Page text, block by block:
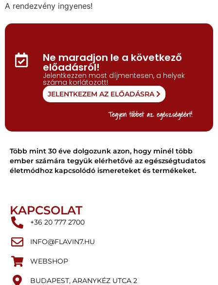
A rendezvény ingyenes!
Tegyen többet az egészségéért!
Ne maradjon le a következő
előadásról!
Jelentkezzen most díjmentesen, a helyek
száma korlátozott!
JELENTKEZEM AZ ELŐADÁSRA
Több mint 30 éve dolgozunk azon, hogy minél több
ember számára tegyük elérhetővé az egészségtudatos
életmódhoz kapcsolódó ismereteket és termékeket.
KAPCSOLAT
+36 20 777 2700
INFO@FLAVIN7.HU
WEBSHOP
BUDAPEST, ARANYKÉZ UTCA 2